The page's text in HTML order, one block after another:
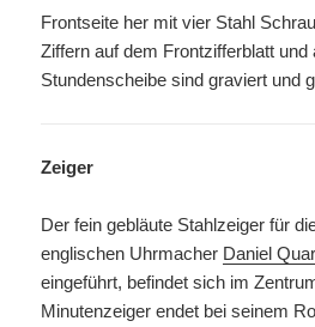
Frontseite her mit vier Stahl
Ziffern auf dem Frontzifferblatt und
Stundenscheibe sind graviert und
Zeiger
Der fein gebläute Stahlzeiger für
englischen Uhrmacher Daniel
eingeführt, befindet sich im
Minutenzeiger endet bei seinem